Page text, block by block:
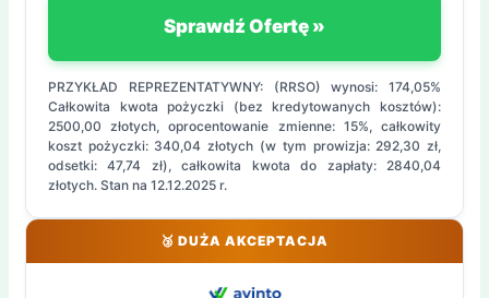
Sprawdź Ofertę »
PRZYKŁAD REPREZENTATYWNY: (RRSO) wynosi: 174,05%
Całkowita kwota pożyczki (bez kredytowanych kosztów):
2500,00 złotych, oprocentowanie zmienne: 15%, całkowity
koszt pożyczki: 340,04 złotych (w tym prowizja: 292,30 zł,
odsetki: 47,74 zł), całkowita kwota do zapłaty: 2840,04
złotych. Stan na 12.12.2025 r.
🥉 DUŻA AKCEPTACJA